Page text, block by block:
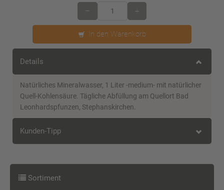
– +
In den Warenkorb
Details
Natürliches Mineralwasser, 1 Liter -medium- mit natürlicher
Quell-Kohlensäure. Tägliche Abfüllung am Quellort Bad
Leonhardspfunzen, Stephanskirchen.
Kunden-Tipp
Kunden, die diesen Artikel kauften,
haben auch folgende Artikel bestellt:
Sortiment